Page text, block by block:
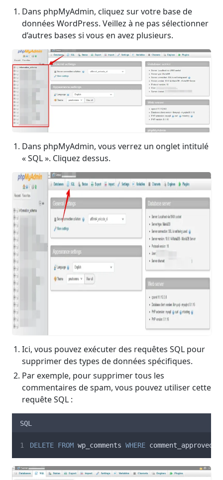
Dans phpMyAdmin, cliquez sur votre base de
données WordPress. Veillez à ne pas sélectionner
d’autres bases si vous en avez plusieurs.
Dans phpMyAdmin, vous verrez un onglet intitulé
« SQL ». Cliquez dessus.
Ici, vous pouvez exécuter des requêtes SQL pour
supprimer des types de données spécifiques.
Par exemple, pour supprimer tous les
commentaires de spam, vous pouvez utiliser cette
requête SQL :
SQL
DELETE FROM wp_comments WHERE comment_approved